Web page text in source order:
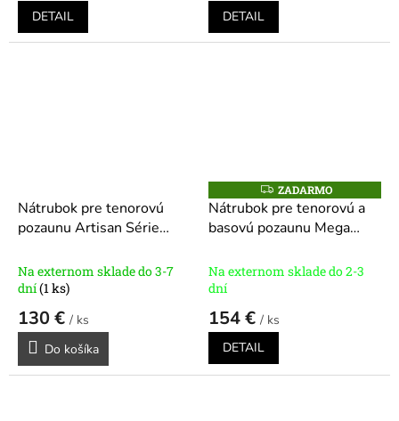
DETAIL
DETAIL
Nátrubok pre tenorovú
pozaunu Artisan Série
Na externom sklade do 3-7
dní(1 ks)
130 € / ks
Do košíka
Z
A
D
A
ZADARMO
Nátrubok pre tenorovú a
basovú pozaunu Mega
1 1/2G, 5G, 6 1/2A, 6
1/2AL
Na externom sklade do 2-3
dní
154 € / ks
DETAIL